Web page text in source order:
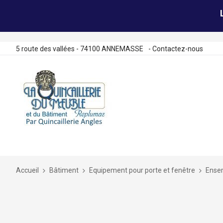
5 route des vallées - 74100 ANNEMASSE - Contactez-nous
Accueil Bâtiment Equipement pour porte et fenêtre